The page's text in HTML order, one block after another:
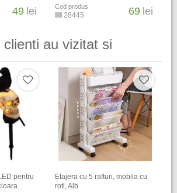
49 lei Cod produs
28445 69 lei
clienti au vizitat si
pentru
Etajera cu 5 rafturi, mobila cu
roti, Alb